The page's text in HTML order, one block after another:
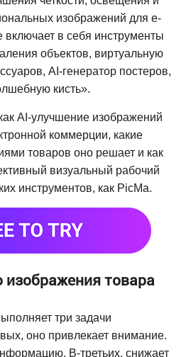
изображений для e-
включает в себя инструменты
объектов, виртуальную
AI-генератор постеров,
кисть».
AI-улучшение изображений
коммерции, какие
товаров оно решает и как
визуальный рабочий
инструментов, как PicMa.
изображения товара
три задачи
оно привлекает внимание.
В-третьих, снижает